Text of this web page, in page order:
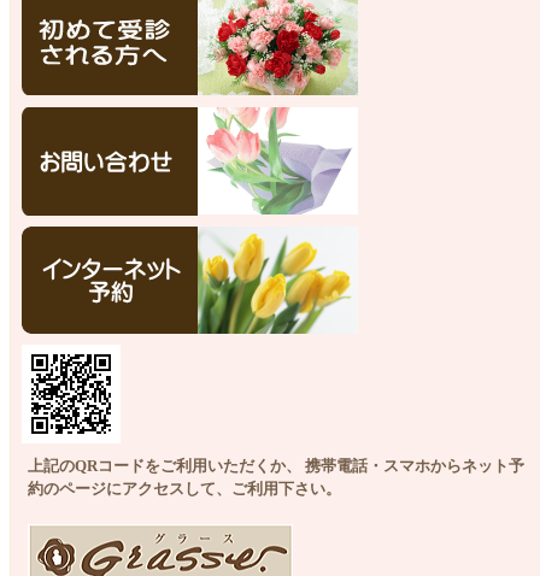
上記のQRコードをご利用いただくか、 携帯電話・スマホからネット予
約のページにアクセスして、ご利用下さい。